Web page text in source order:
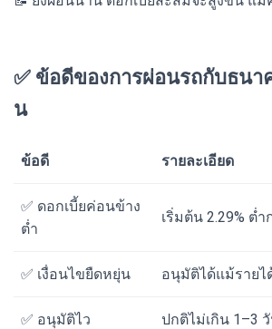
✅ ข้อดีของการผ่อนรถกับธนา
น
ข้อดี รายละเอียด
✅ ดอกเบี้ยค่อนข้าง
ต่ำ
เริ่มต้น 2.29% ต่
✅ เงื่อนไขยืดหยุ่น อนุมัติได้แม้รายไ
✅ อนุมัติไว ปกติไม่เกิน 1–3